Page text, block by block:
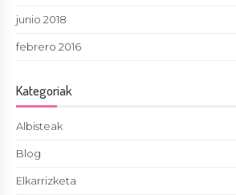
junio 2018
febrero 2016
Kategoriak
Albisteak
Blog
Elkarrizketa